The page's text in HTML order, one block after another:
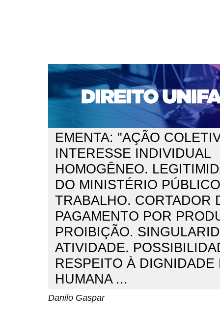
CAPA SOBRE ACESSO CADASTRO
NOTÍCIAS
EDIÇÕES DE Nº 1 A 100 WEBMAIL
Capa>n. 161 (2013) > Gaspar
EMENTA: "AÇÃO
INTERESSE INDIVIDUAL
HOMOGÊNEO.
DO MINISTÉRIO
TRABALHO. CORTADOR
PAGAMENTO POR
PROIBIÇÃO.
ATIVIDADE.
RESPEITO À DIGNIDADE
HUMANA ...
Danilo Gaspar